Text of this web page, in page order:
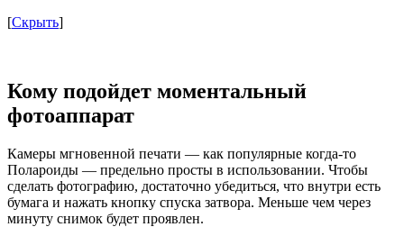
[Скрыть]
Кому подойдет моментальный
фотоаппарат
Камеры мгновенной печати — как популярные когда-то
Полароиды — предельно просты в использовании. Чтобы
сделать фотографию, достаточно убедиться, что внутри есть
бумага и нажать кнопку спуска затвора. Меньше чем через
минуту снимок будет проявлен.